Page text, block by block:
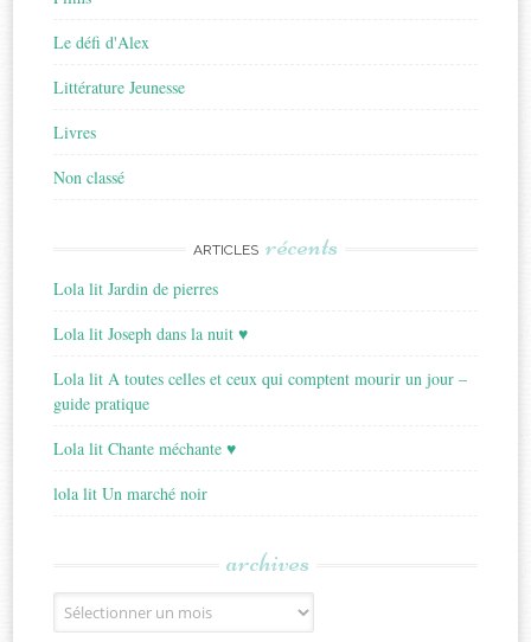
Le défi d'Alex
Littérature Jeunesse
Livres
Non classé
ARTICLES récents
Lola lit Jardin de pierres
Lola lit Joseph dans la nuit ♥
Lola lit A toutes celles et ceux qui comptent mourir un jour –
guide pratique
Lola lit Chante méchante ♥
lola lit Un marché noir
archives
Archives